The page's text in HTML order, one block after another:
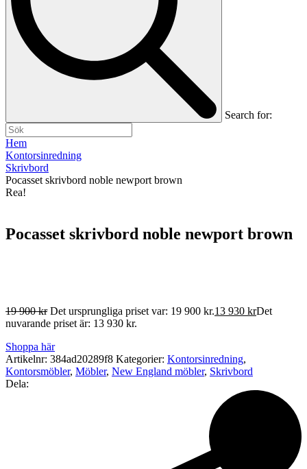
Search for:
Hem
Kontorsinredning
Skrivbord
Pocasset skrivbord noble newport brown
Rea!
Pocasset skrivbord noble newport brown
19 900kr Det ursprungliga priset var: 19 900 kr.13 930 krDet
nuvarande priset är: 13 930 kr.
Shoppa här
Artikelnr: 384ad20289f8 Kategorier: Kontorsinredning,
Kontorsmöbler, Möbler, New England möbler, Skrivbord
Dela: